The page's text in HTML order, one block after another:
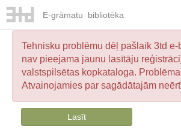
E-grāmatu bibliotēka
Tehnisku problēmu dēļ pašlaik 3td e-
nav pieejama jaunu lasītāju
valstspilsētas kopkataloga.
Atvainojamies par sagādātajām
Lasīt